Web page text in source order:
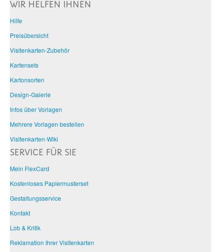
WIR HELFEN IHNEN
Hilfe
Preisübersicht
Visitenkarten-Zubehör
Kartensets
Kartonsorten
Design-Galerie
Infos über Vorlagen
Mehrere Vorlagen bestellen
Visitenkarten-Wiki
SERVICE FÜR SIE
Mein FlexCard
Kostenloses Papiermusterset
Gestaltungsservice
Kontakt
Lob & Kritik
Reklamation Ihrer Visitenkarten